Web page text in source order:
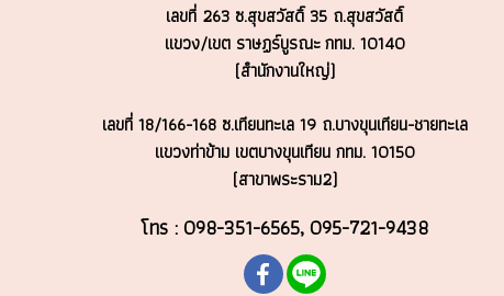
เลขที่ 263 ซ.สุขสวัสดิ์ 35 ถ.สุขสวัสดิ์
แขวง/เขต ราษฏร์บูรณะกทม. 10140
(สำนักงานใหญ่)
เลขที่ 18/166-168 ซ.เทียนทะเล 19 ถ.บางขุนเทียน-ชายทะเล
แขวงท่าข้าม เขตบางขุนเทียน กทม. 10150
(สาขาพระราม2)
โทร : 098-351-6565, 095-721-9438